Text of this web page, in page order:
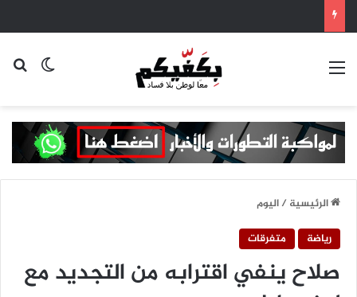
القائمة
الرئيسية/اليوم
رياضة
متفرقات
صلاح ينفي اقترابه من التجديد مع